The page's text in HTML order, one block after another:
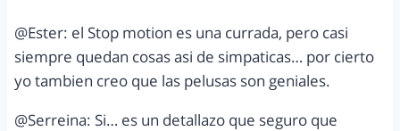
@Ester: el Stop motion es una currada, pero casi
siempre quedan cosas asi de simpaticas… por cierto
yo tambien creo que las pelusas son geniales.
@Serreina: Si… es un detallazo que seguro que